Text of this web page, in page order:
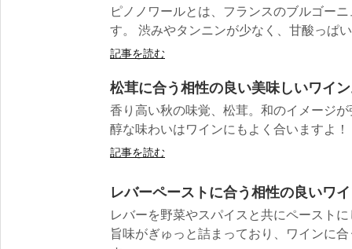
ピノノワールとは、フランスのブルゴー
す。 渋みやタンニンが少なく、甘酸っぱ
記事を読む
松茸に合う相性の良い美味しいワイ
香り高い秋の味覚、松茸。和のイメージ
醇な味わいはワインにもよく合いますよ
記事を読む
レバーペーストに合う相性の良いワ
レバーを野菜やスパイスと共にペースト
旨味がぎゅっと詰まっており、ワインに